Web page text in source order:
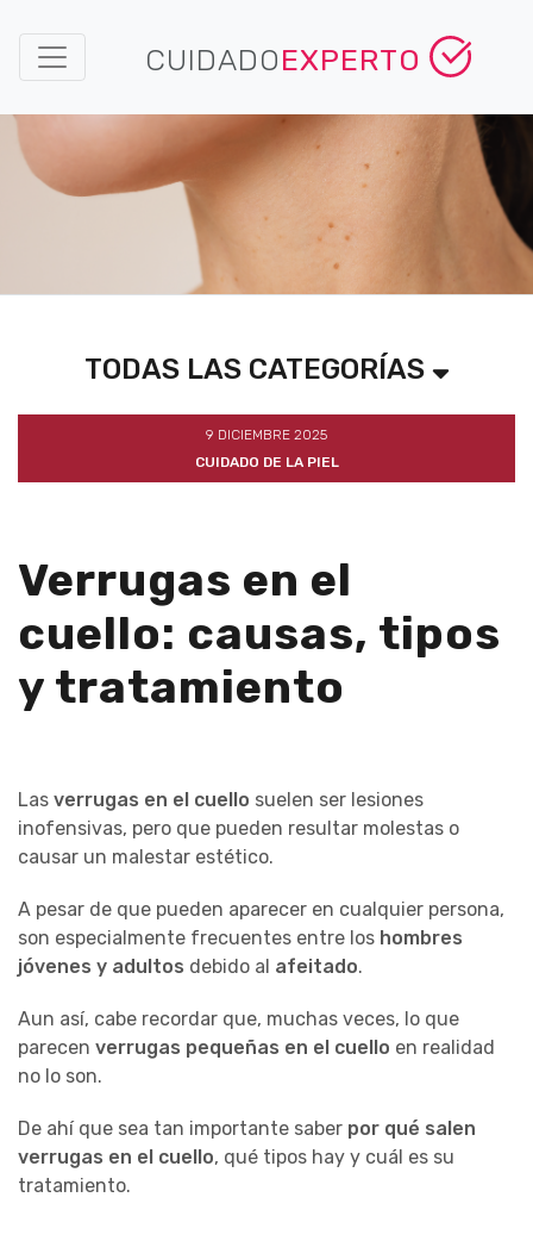
CUIDADOEXPERTO
TODAS LAS CATEGORÍAS
9 DICIEMBRE 2025
CUIDADO DE LA PIEL
Verrugas en el
cuello: causas, tipos
y tratamiento
Las verrugas en el cuello suelen ser lesiones
inofensivas, pero que pueden resultar molestas o
causar un malestar estético.
A pesar de que pueden aparecer en cualquier persona,
son especialmente frecuentes entre los hombres
jóvenes y adultos debido al afeitado.
Aun así, cabe recordar que, muchas veces, lo que
parecen verrugas pequeñas en el cuello en realidad
no lo son.
De ahí que sea tan importante saber por qué salen
verrugas en el cuello, qué tipos hay y cuál es su
tratamiento.